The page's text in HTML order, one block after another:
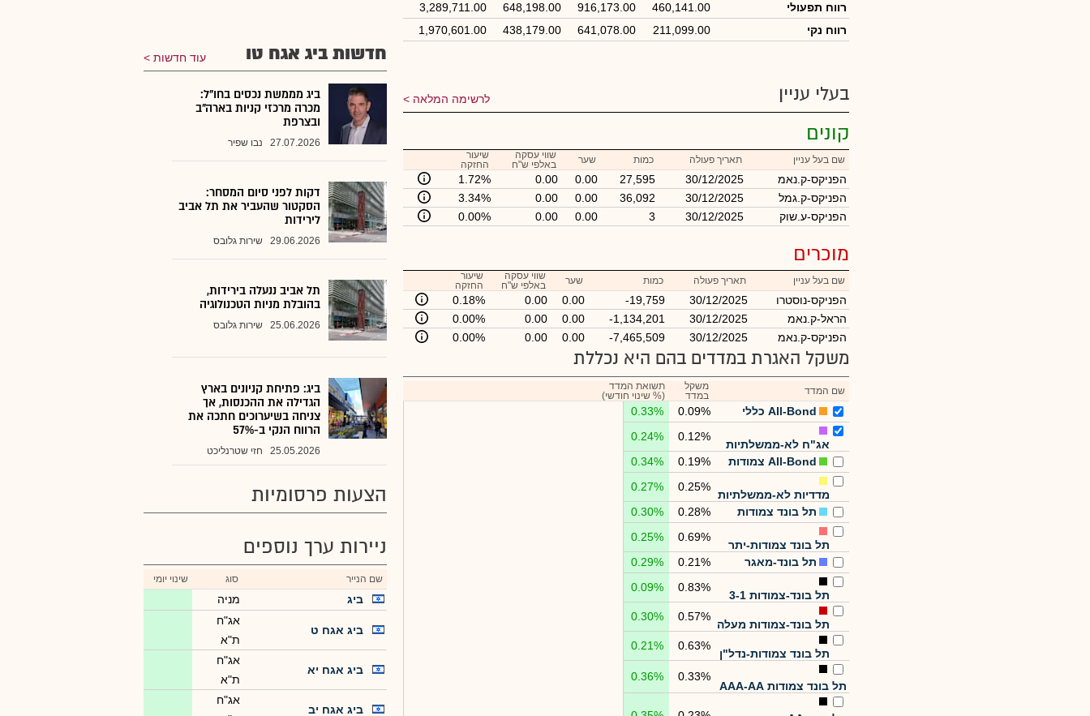
רווח תפעולי
460,141.00
916,173.00
648,198.00
3,289,711.00
רווח נקי
211,099.00
641,078.00
438,179.00
1,970,601.00
בעלי עניין לרשימה המלאה
קונים
שם בעל עניין תאריך פעולה כמות שער
שווי עסקה
באלפי ש"ח
שיעור
החזקה
הפניקס-ק.נאמ 30/12/2025
27,595
0.00
0.00
1.72%
הפניקס-ק.גמל
30/12/2025
36,092
0.00
0.00
3.34%
הפניקס-ע.שוק
30/12/2025
3
0.00
0.00
0.00%
מוכרים
שם בעל עניין תאריך פעולה כמות שער
שווי עסקה
באלפי ש"ח
שיעור
החזקה
הפניקס-נוסטרו 30/12/2025
-19,759
0.00
0.00
0.18%
הראל-ק.נאמ
30/12/2025
-1,134,201
0.00
0.00
0.00%
הפניקס-ק.נאמ
30/12/2025
-7,465,509
0.00
0.00
0.00%
משקל האגרת במדדים בהם היא נכללת
שם המדד
משקל
במדד
תשואת המדד
(% שינוי חודשי)
All-Bond כללי 0.09%
0.33%
אג"ח לא-ממשלתיות
0.12%
0.24%
All-Bond צמודות
0.19%
0.34%
מדדיות לא-ממשלתיות
0.25%
0.27%
תל בונד צמודות
0.28%
0.30%
תל בונד צמודות-יתר
0.69%
0.25%
תל בונד-מאגר
0.21%
0.29%
תל בונד-צמודות 3-1
0.83%
0.09%
תל בונד-צמודות מעלה
0.57%
0.30%
תל בונד צמודות-נדל"ן
0.63%
0.21%
תל בונד צמודות AAA-AA
0.33%
0.36%
חדשות ביג אגח טו עוד חדשות
ביג מממשת נכסים בחו"ל:
מכרה מרכזי קניות בארה"ב
ובצרפת
27.07.2026 נבו שפיר
דקות לפני סיום המסחר:
הסקטור שהעביר את תל אביב
לירידות
29.06.2026 שירות גלובס
תל אביב ננעלה בירידות,
בהובלת מניות הטכנולוגיה
25.06.2026 שירות גלובס
ביג: פתיחת קניונים בארץ
הגדילה את ההכנסות, אך
צניחה בשיערוכים חתכה את
הרווח הנקי ב-57%
25.05.2026 חזי שטרנליכט
הצעות פרסומיות
ניירות ערך נוספים
שם הנייר סוג שינוי יומי
ביג מניה
ביג אגח ט
אג"ח
ת"א
ביג אגח יא
אג"ח
ת"א
ביג אגח יב
אג"ח